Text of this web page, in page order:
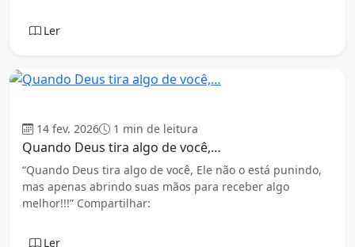
Ler
14 fev. 2026 1 min de leitura
Quando Deus tira algo de você,…
“Quando Deus tira algo de você, Ele não o está punindo,
mas apenas abrindo suas mãos para receber algo
melhor!!!” Compartilhar:
Ler